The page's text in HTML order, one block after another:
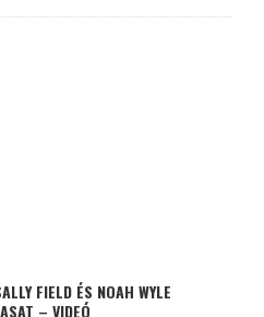
FIELD ÉS NOAH WYLE
– VIDEÓ